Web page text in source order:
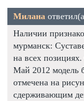
Милана
Наличии
мурманск:
на всех
Май 2012 модель
отмечена на
сдерживающим